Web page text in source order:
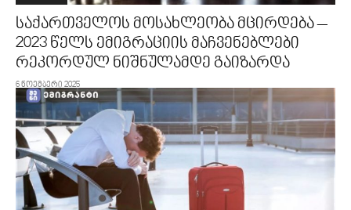
საქართველოს მოსახლეობა მცირდება –
2023 წელს ემიგრაციის მაჩვენებლები
რეკორდულ ნიშნულამდე გაიზარდა
6 ნოემბერი 2025